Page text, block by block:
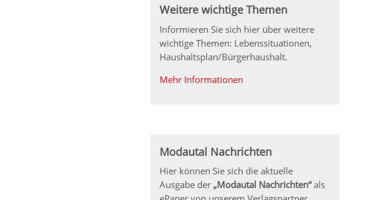
Weitere wichtige Themen
Informieren Sie sich hier über weitere
wichtige Themen: Lebenssituationen,
Haushaltsplan/Bürgerhaushalt.
Mehr Informationen
Modautal Nachrichten
Hier können Sie sich die aktuelle
Ausgabe der „Modautal Nachrichten“als